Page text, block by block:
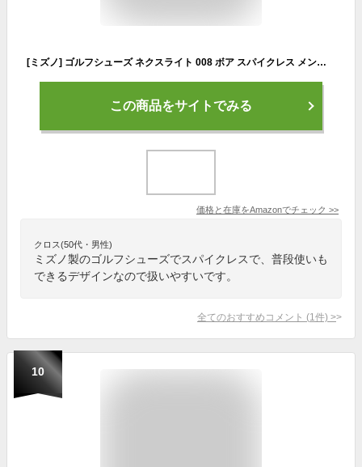
[ミズノ] ゴルフシューズ ネクスライト 008 ボア スパイクレス メンズ 3E ライトブルー 25.0 cm
この商品をサイトでみる
価格と在庫をAmazonでチェック >>
クロス(50代・男性)
ミズノ製のゴルフシューズでスパイクレスで、普段使いも
できるデザインなので扱いやすいです。
全てのおすすめコメント (1 件) >
10